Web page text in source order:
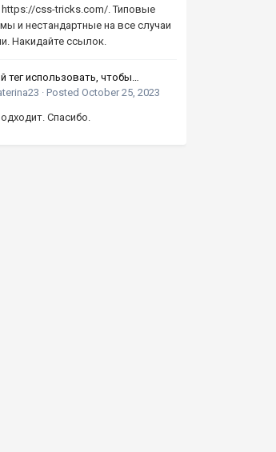
https://css-tricks.com/. Типовые
и нестандартные на все случаи
Накидайте ссылок.
тег использовать, чтобы
число кнопками вверх-
· Posted October 25, 2023
Спасибо.